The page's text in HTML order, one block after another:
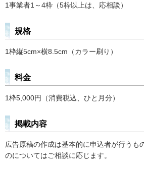
1事業者1～4枠（5枠以上は、応相談）
規格
1枠縦5cm×横8.5cm（カラー刷り）
料金
1枠5,000円（消費税込、ひと月分）
掲載内容
広告原稿の作成は基本的に申込者が行うも
のについてはご相談に応じます。